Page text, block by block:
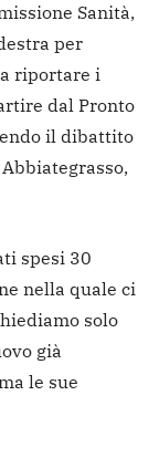
Sanità,
per
riportare i
dal Pronto
il dibattito
spesi 30
nella quale ci
solo
già
le sue